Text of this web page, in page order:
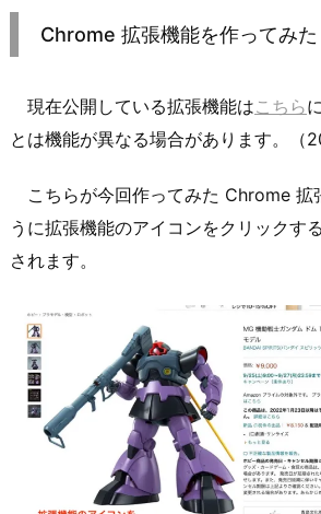
Chrome 拡張機能を作ってみた
現在公開している拡張機能はこちら
とは機能が異なる場合があります。（
こちらが今回作ってみた Chrome 拡
うに拡張機能のアイコンをクリックす
されます。